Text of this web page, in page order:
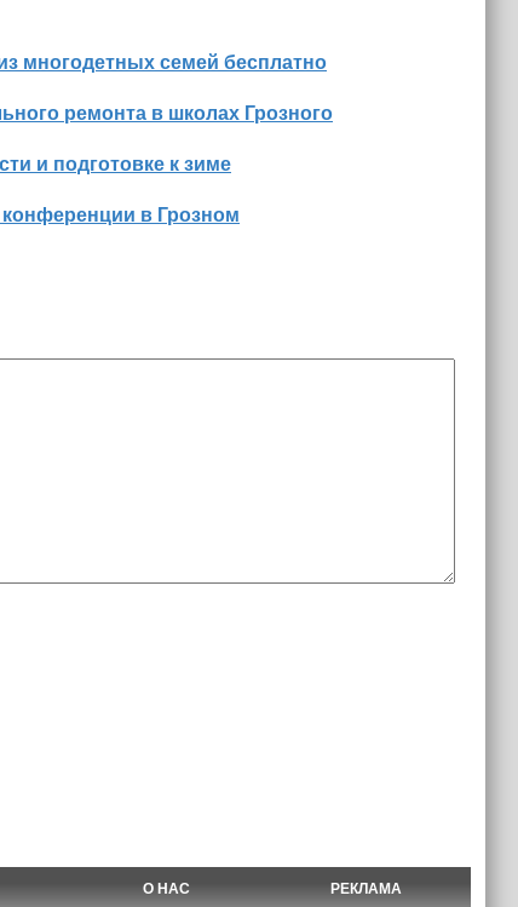
многодетных семей бесплатно
ремонта в школах Грозного
и подготовке к зиме
конференции в Грозном
О НАС РЕКЛАМА